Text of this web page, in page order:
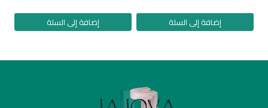
إضافة إلى السلة إضافة إلى السلة